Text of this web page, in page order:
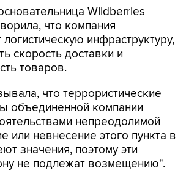
Wildberries
что компания
инфраструктуру,
скорость доставки и
товаров.
что террористические
объединенной компании
непреодолимой
или невнесение этого пункта в
значения, поэтому эти
не подлежат возмещению".